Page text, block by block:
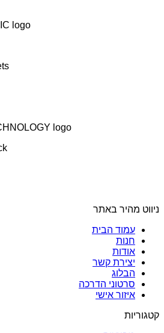
ניווט מהיר באתר
עמוד הבית
חנות
אודות
יצירת קשר
הבלוג
סרטוני הדרכה
איזור אישי
קטגוריות